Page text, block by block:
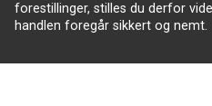
forestillinger, stilles du derfor
handlen foregår sikkert og nemt.